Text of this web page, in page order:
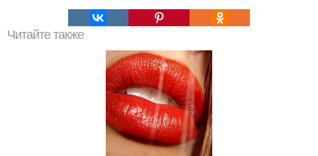
Читайте также